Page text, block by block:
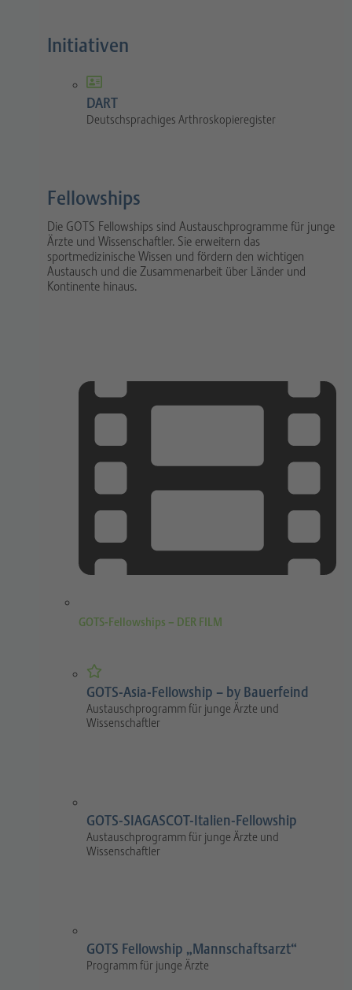
Initiativen
DART
Deutschsprachiges Arthroskopieregister
Fellowships
Die GOTS Fellowships sind Austauschprogramme für junge
Ärzte und Wissenschaftler. Sie erweitern das
sportmedizinische Wissen und fördern den wichtigen
Austausch und die Zusammenarbeit über Länder und
Kontinente hinaus.
GOTS-Fellowships – DER FILM
GOTS-Asia-Fellowship – by Bauerfeind
Austauschprogramm für junge Ärzte und
Wissenschaftler
GOTS-SIAGASCOT-Italien-Fellowship
Austauschprogramm für junge Ärzte und
Wissenschaftler
GOTS Fellowship „Mannschaftsarzt“
Programm für junge Ärzte